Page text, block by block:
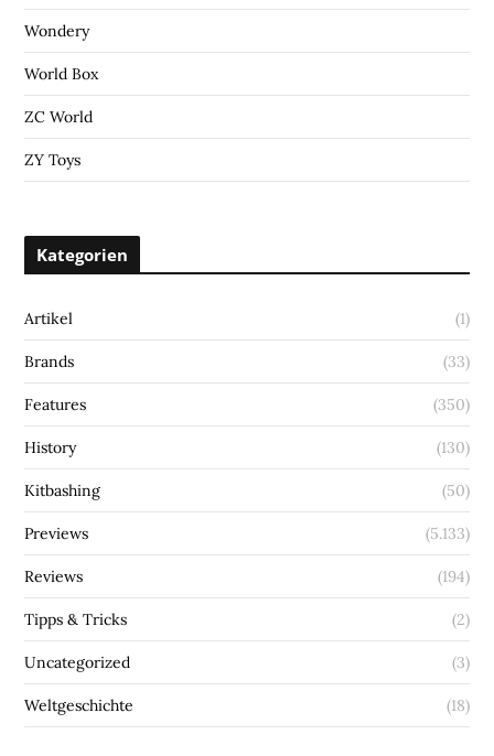
Wondery
World Box
ZC World
ZY Toys
Kategorien
Artikel (1)
Brands (33)
Features (350)
History (130)
Kitbashing (50)
Previews (5.133)
Reviews (194)
Tipps & Tricks (2)
Uncategorized (3)
Weltgeschichte (18)